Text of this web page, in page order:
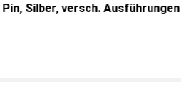
Silber, versch. Ausführungen